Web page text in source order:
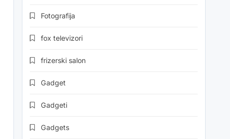
Fotografija
fox televizori
frizerski salon
Gadget
Gadgeti
Gadgets